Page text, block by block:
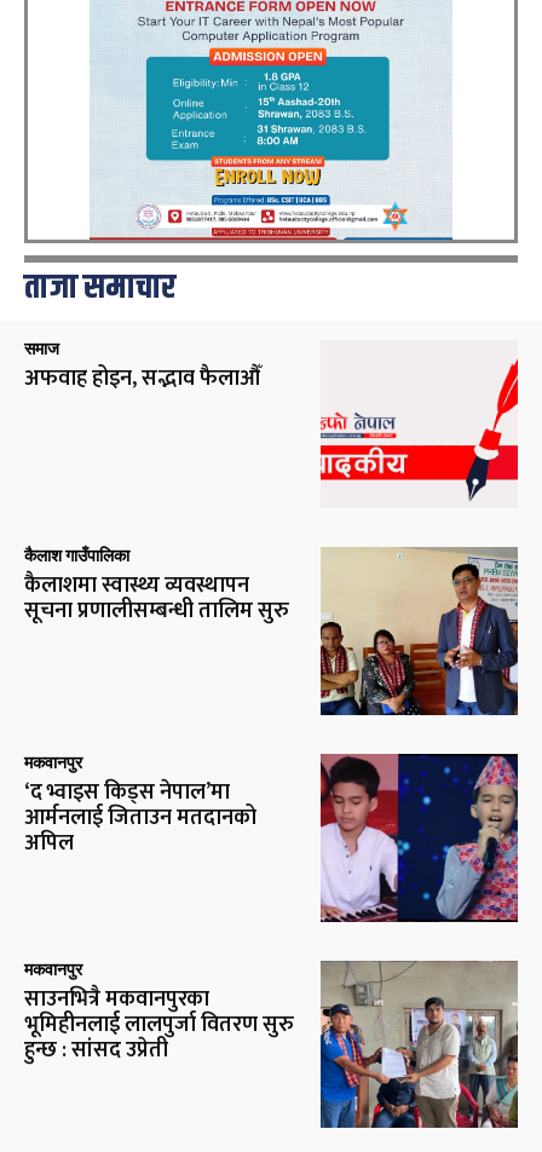
ताजा समाचार
समाज
अफवाह होइन, सद्भाव फैलाऔँ
कैलाश गाउँपालिका
कैलाशमा स्वास्थ्य व्यवस्थापन
सूचना प्रणालीसम्बन्धी तालिम सुरु
मकवानपुर
‘द भ्वाइस किड्स नेपाल’मा
आर्मनलाई जिताउन मतदानको
अपिल
मकवानपुर
साउनभित्रै मकवानपुरका
भूमिहीनलाई लालपुर्जा वितरण सुरु
हुन्छ : सांसद उप्रेती